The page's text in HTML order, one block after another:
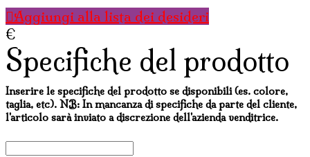
Aggiungi alla lista dei desideri
€
Specifiche del prodotto
Inserire le specifiche del prodotto se disponibili (es. colore,
taglia, etc). NB: In mancanza di specifiche da parte del cliente,
l'articolo sarà inviato a discrezione dell'azienda venditrice.